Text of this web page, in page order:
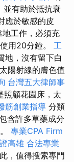
有助於抵抗衰
應於敏感的皮
工作，必須充
用20分鐘。 工
地，沒有留下白
陽射線的膚色值
台灣五大律師事
照顧花園床，太
筋創業指導 分類
含許多草藥成分
專業CPA Firm
高雄 合法專業
，值得搜索專門